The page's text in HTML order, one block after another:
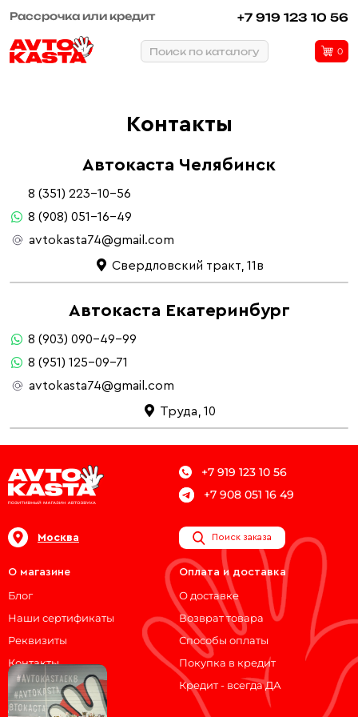
Рассрочка или кредит +7 919 123 10 56
Поиск по каталогу 0
Контакты
Автокаста Челябинск
8 (351) 223-10-56
8 (908) 051-16-49
avtokasta74@gmail.com
Свердловский тракт, 11в
Автокаста Екатеринбург
8 (903) 090-49-99
8 (951) 125-09-71
avtokasta74@gmail.com
Труда, 10
+7 919 123 10 56
+7 908 051 16 49
Москва Поиск заказа
О магазине
Блог
Наши сертификаты
Реквизиты
Контакты
Оплата и доставка
О доставке
Возврат товара
Способы оплаты
Покупка в кредит
Кредит - всегда ДА
Мы на связи!